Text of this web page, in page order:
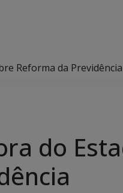
Reforma da Previdência
do